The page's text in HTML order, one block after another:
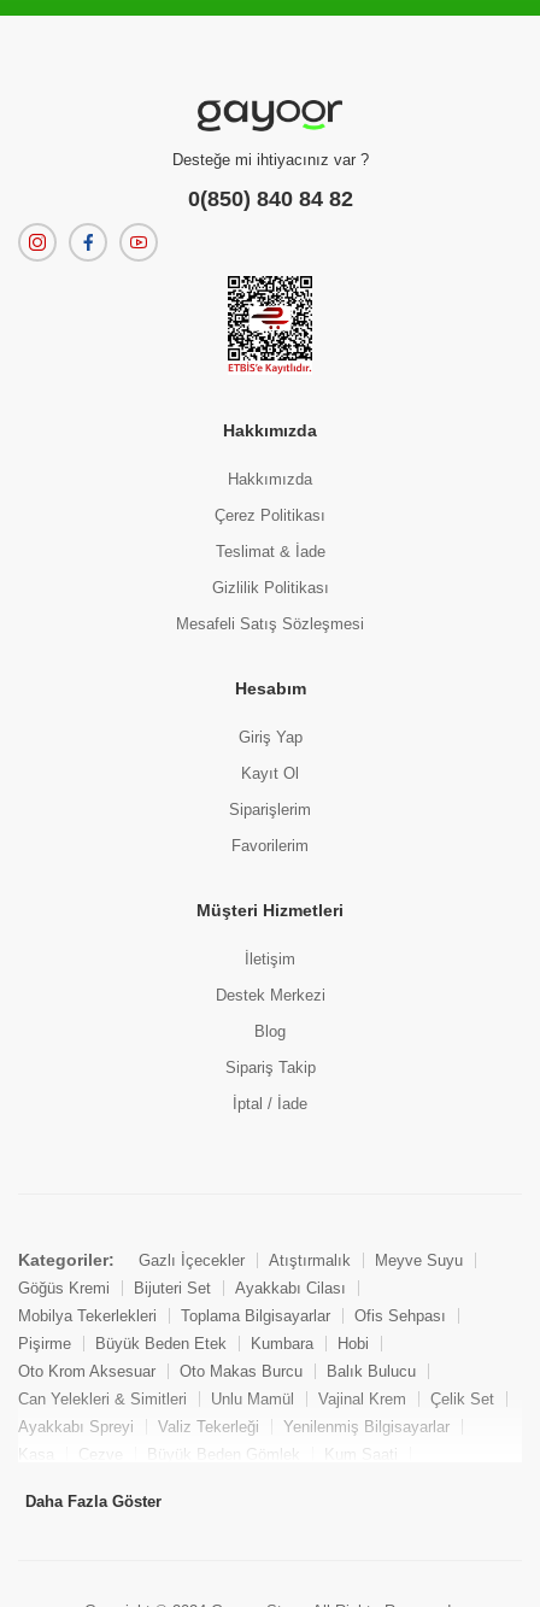
Desteğe mi ihtiyacınız var ?
0(850) 840 84 82
Hakkımızda
Hakkımızda
Çerez Politikası
Teslimat & İade
Gizlilik Politikası
Mesafeli Satış Sözleşmesi
Hesabım
Giriş Yap
Kayıt Ol
Siparişlerim
Favorilerim
Müşteri Hizmetleri
İletişim
Destek Merkezi
Blog
Sipariş Takip
İptal / İade
Kategoriler: Gazlı İçecekler Atıştırmalık
Meyve Suyu
Göğüs Kremi
Bijuteri Set
Ayakkabı Cilası
Mobilya Tekerlekleri
Toplama Bilgisayarlar
Ofis Sehpası
Pişirme
Büyük Beden Etek Kumbara
Hobi
Oto Krom Aksesuar
Oto Makas Burcu
Balık Bulucu
Can Yelekleri & Simitleri
Unlu Mamül Vajinal Krem
Çelik Set
Ayakkabı Spreyi
Valiz Tekerleği
Yenilenmiş Bilgisayarlar
Kasa
Cezve Büyük Beden Gömlek
Kum Saati
Tekne Bağlama & Demirleme
Daha Fazla Göster